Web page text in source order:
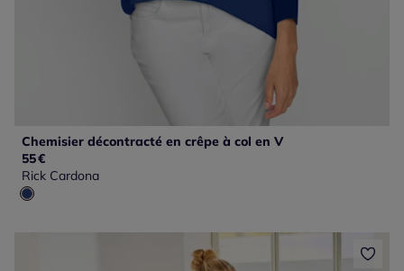
Chemisier décontracté en crêpe à col en V
55€
Rick Cardona